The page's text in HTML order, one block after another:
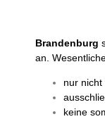
Brandenburg
an.
nur nicht
keine